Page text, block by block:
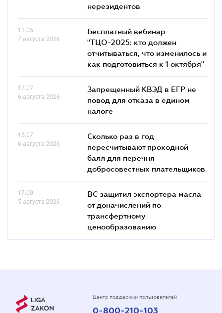
нерезидентов
11.05
7 августа 2026
Бесплатный вебинар
"ТЦО-2025: кто должен
отчитываться, что изменилось и
как подготовиться к 1 октября"
17.07
6 августа 2026
Запрещенный КВЭД в ЕГР не
повод для отказа в едином
налоге
15.07
6 августа 2026
Сколько раз в год
пересчитывают проходной
балл для перечня
добросовестных плательщиков
17.00
5 августа 2026
ВС защитил экспортера масла
от доначислений по
трансфертному
ценообразованию
Центр поддержки пользователей
0-800-210-103